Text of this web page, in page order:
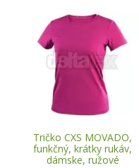
Tričko CXS MOVADO,
funkčný, krátky rukáv,
dámske, ružové